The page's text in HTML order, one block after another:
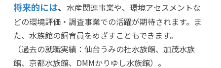
将来的には、 水産関連事業や、環境アセスメントな
どの環境評価・調査事業での活躍が期待されます。ま
た、水族館の飼育員をめざすこともできます。
（過去の就職実績：仙台うみの杜水族館、加茂水族
館、京都水族館、DMMかりゆし水族館）。